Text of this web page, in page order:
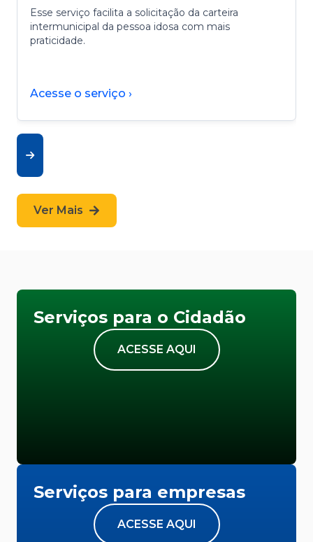
Esse serviço facilita a solicitação da carteira
intermunicipal da pessoa idosa com mais
praticidade.
Acesse o serviço ›
Ver Mais
Serviços para o Cidadão
ACESSE AQUI
Serviços para empresas
ACESSE AQUI